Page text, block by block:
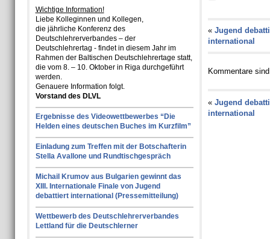
Wichtige Information!
Liebe Kolleginnen und Kollegen,
die jährliche Konferenz des
Deutschlehrerverbandes – der
Deutschlehrertag - findet in diesem Jahr im
Rahmen der Baltischen Deutschlehrertage statt,
die vom 8. – 10. Oktober in Riga durchgeführt
werden.
Genauere Information folgt.
Vorstand des DLVL
Ergebnisse des Videowettbewerbes “Die
Helden eines deutschen Buches im Kurzfilm”
Einladung zum Treffen mit der Botschafterin
Stella Avallone und Rundtischgespräch
Michail Krumov aus Bulgarien gewinnt das
XIII. Internationale Finale von Jugend
debattiert international (Pressemitteilung)
Wettbewerb des Deutschlehrerverbandes
Lettland für die Deutschlerner
« Jugend
international
Kommentare
« Jugend
international